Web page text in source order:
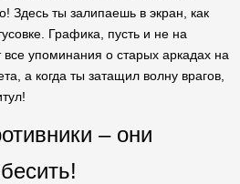
Здесь ты залипаешь в экран, как
Графика, пусть и не на
все упоминания о старых аркадах на
а когда ты затащил волну врагов,
– они